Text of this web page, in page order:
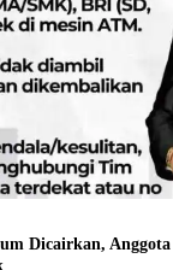
Dicairkan,